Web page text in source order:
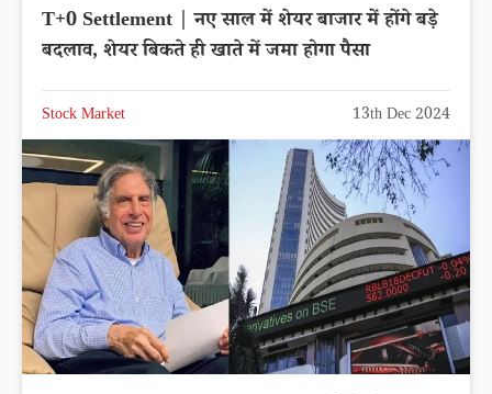
T+0 Settlement | नए साल में शेयर बाजार में होंगे बड़े
बदलाव, शेयर बिकते ही खाते में जमा होगा पैसा
Stock Market 13th Dec 2024